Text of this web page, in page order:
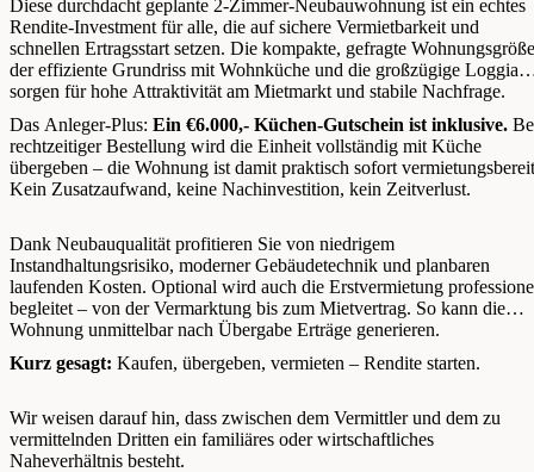
Diese durchdacht geplante 2-Zimmer-Neubauwohnung ist ein echtes
Rendite-Investment für alle, die auf sichere Vermietbarkeit und
schnellen Ertragsstart setzen. Die kompakte, gefragte
der effiziente Grundriss mit Wohnküche und die großzügige Loggia
sorgen für hohe Attraktivität am Mietmarkt und stabile Nachfrage.
Das Anleger-Plus: Ein €6.000,- Küchen-Gutschein ist inklusive.
rechtzeitiger Bestellung wird die Einheit vollständig mit Küche
übergeben – die Wohnung ist damit praktisch sofort
Kein Zusatzaufwand, keine Nachinvestition, kein Zeitverlust.
Dank Neubauqualität profitieren Sie von niedrigem
Instandhaltungsrisiko, moderner Gebäudetechnik und planbaren
laufenden Kosten. Optional wird auch die Erstvermietung
begleitet – von der Vermarktung bis zum Mietvertrag. So kann die
Wohnung unmittelbar nach Übergabe Erträge generieren.
Kurz gesagt: Kaufen, übergeben, vermieten – Rendite starten.
Wir weisen darauf hin, dass zwischen dem Vermittler und dem zu
vermittelnden Dritten ein familiäres oder wirtschaftliches
Naheverhältnis besteht.